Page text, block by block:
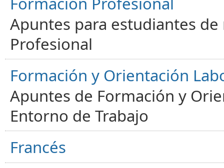
Apuntes para estudiantes
Profesional
Formación y Orientación
Apuntes de Formación y
Entorno de Trabajo
Francés